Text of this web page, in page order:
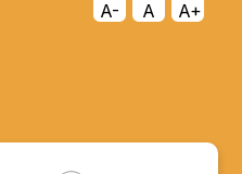
A- A
A+